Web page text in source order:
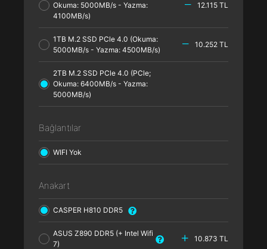
Okuma: 5000MB/s - Yazma:
4100MB/s)
12.115 TL
1TB M.2 SSD PCle 4.0 (Okuma:
5000MB/s - Yazma: 4500MB/s)
10.252 TL
2TB M.2 SSD PCle 4.0 (PCle;
Okuma: 6400MB/s - Yazma:
5000MB/s)
Bağlantılar
WIFI Yok
Anakart
CASPER H810 DDR5
ASUS Z890 DDR5 (+ Intel Wifi
7)
10.873 TL